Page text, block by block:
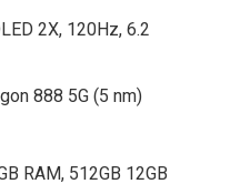
2X, 120Hz, 6.2
888 5G (5 nm)
RAM, 512GB 12GB